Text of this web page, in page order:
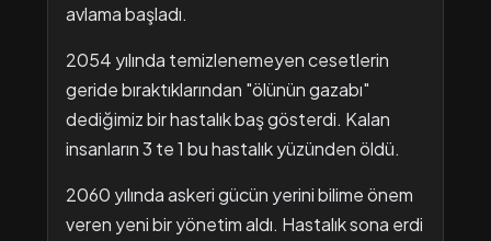
avlama başladı.
2054 yılında temizlenemeyen cesetlerin
geride bıraktıklarından "ölünün gazabı"
dediğimiz bir hastalık baş gösterdi. Kalan
insanların 3 te 1 bu hastalık yüzünden öldü.
2060 yılında askeri gücün yerini bilime önem
veren yeni bir yönetim aldı. Hastalık sona erdi